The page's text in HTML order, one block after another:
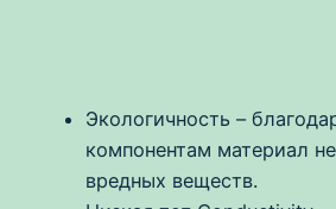
Экологичность –
компонентам материал
вредных веществ.